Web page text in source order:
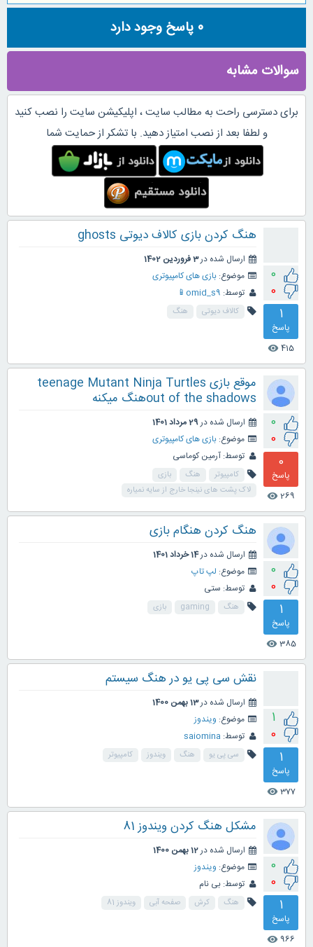
0 پاسخ وجود دارد
سوالات مشابه
برای دسترسی راحت به مطالب سایت ، اپلیکیشن سایت را نصب کنید
و لطفا بعد از نصب امتیاز دهید. با تشکر از حمایت شما
0
0
1
پاسخ
415
visibility
هنگ کردن بازی کالاف دیوتی ghosts
ارسال شده در3 فروردین 1402
موضوع: بازی های کامپیوتری
توسط: omid_s9📱
کالاف دیوتی هنگ
0
0
0
پاسخ
269
visibility
موقع بازی teenage Mutant Ninja Turtles
out of the shadowsهنگ میکنه
ارسال شده در29 مرداد 1401
موضوع: بازی های کامپیوتری
توسط: آرمین کوماسی
کامپيوتر هنگ
بازی
لاک پشت های نینجا خارج از سایه نمیاره
0
0
1
پاسخ
385
visibility
هنگ کردن هنگام بازی
ارسال شده در14 خرداد 1401
موضوع: لپ تاپ
توسط: ستی
هنگ gaming بازی
1
0
1
پاسخ
377
visibility
نقش سی پی یو در هنگ سیستم
ارسال شده در13 بهمن 1400
موضوع: ویندوز
توسط: saiomina
سی پی یو هنگ ویندوز کامپیوتر
0
0
1
پاسخ
966
visibility
مشکل هنگ کردن ویندوز 81
ارسال شده در12 بهمن 1400
موضوع: ویندوز
توسط: بی نام
هنگ کرش صفحه آبی ویندوز 81